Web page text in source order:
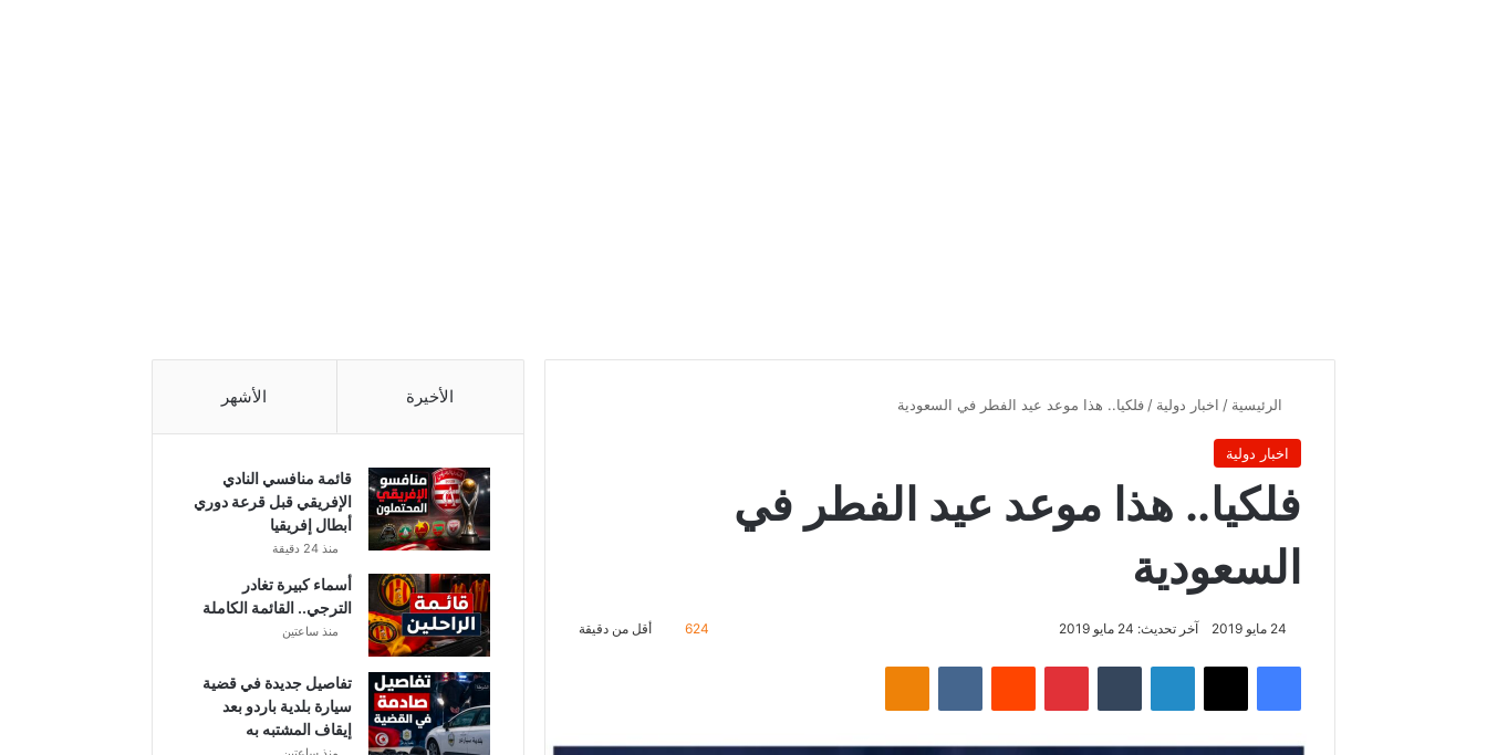
الرئيسية / اخبار دولية / فلكيا.. هذا موعد عيد الفطر في السعودية
اخبار دولية
فلكيا.. هذا موعد عيد الفطر في
السعودية
24 مايو 2019 آخر تحديث: 24 مايو 2019 624 أقل من دقيقة
فيسبوك لينكدإن بينتيريست
الأخيرة الأشهر
قائمة منافسي النادي
الإفريقي قبل قرعة دوري
أبطال إفريقيا
منذ 24 دقيقة
أسماء كبيرة تغادر
الترجي.. القائمة الكاملة
منذ ساعتين
تفاصيل جديدة في قضية
سيارة بلدية باردو بعد
إيقاف المشتبه به